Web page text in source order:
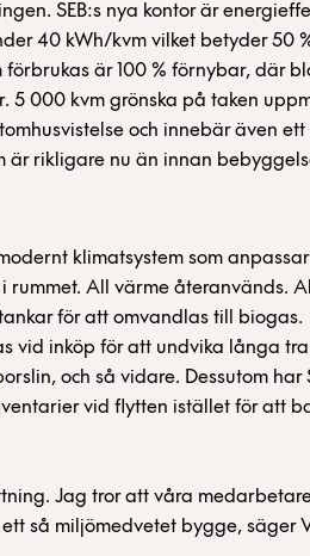
SEB:s nya kontor är
40 kWh/kvm vilket betyder 50
förbrukas är 100 % förnybar, där
5 000 kvm grönska på taken
och innebär även
är rikligare nu än innan
klimatsystem som
rummet. All värme återanvänds.
för att omvandlas till biogas.
vid inköp för att undvika långa
och så vidare. Dessutom har
vid flytten istället för att
Jag tror att våra
så miljömedvetet bygge, säger